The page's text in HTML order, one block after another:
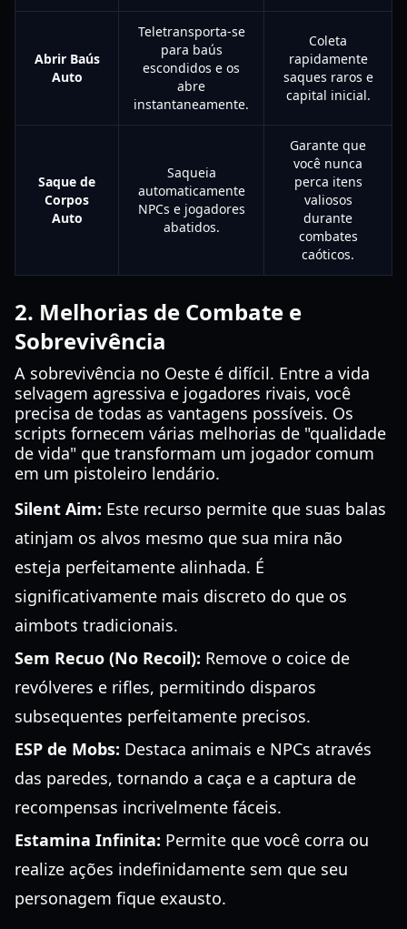
Abrir Baús
Auto
Teletransporta-se
para baús
escondidos e os
abre
instantaneamente.
Coleta
rapidamente
saques raros e
capital inicial.
Saque de
Corpos
Auto
Saqueia
automaticamente
NPCs e jogadores
abatidos.
Garante que
você nunca
perca itens
valiosos
durante
combates
caóticos.
2. Melhorias de Combate e
Sobrevivência
A sobrevivência no Oeste é difícil. Entre a vida
selvagem agressiva e jogadores rivais, você
precisa de todas as vantagens possíveis. Os
scripts fornecem várias melhorias de "qualidade
de vida" que transformam um jogador comum
em um pistoleiro lendário.
Silent Aim: Este recurso permite que suas balas
atinjam os alvos mesmo que sua mira não
esteja perfeitamente alinhada. É
significativamente mais discreto do que os
aimbots tradicionais.
Sem Recuo (No Recoil): Remove o coice de
revólveres e rifles, permitindo disparos
subsequentes perfeitamente precisos.
ESP de Mobs: Destaca animais e NPCs através
das paredes, tornando a caça e a captura de
recompensas incrivelmente fáceis.
Estamina Infinita: Permite que você corra ou
realize ações indefinidamente sem que seu
personagem fique exausto.